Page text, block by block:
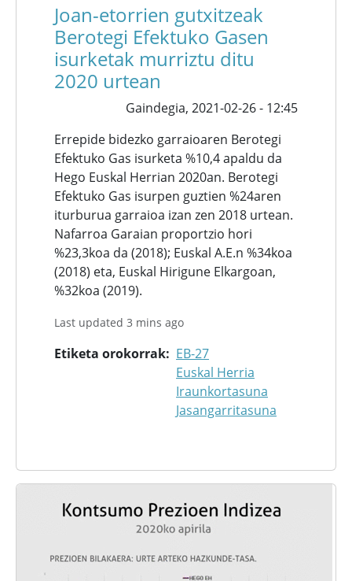
Joan-etorrien gutxitzeak
Berotegi Efektuko Gasen
isurketak murriztu ditu
2020 urtean
Gaindegia, 2021-02-26 - 12:45
Errepide bidezko garraioaren Berotegi
Efektuko Gas isurketa %10,4 apaldu da
Hego Euskal Herrian 2020an. Berotegi
Efektuko Gas isurpen guztien %24aren
iturburua garraioa izan zen 2018 urtean.
Nafarroa Garaian proportzio hori
%23,3koa da (2018); Euskal A.E.n %34koa
(2018) eta, Euskal Hirigune Elkargoan,
%32koa (2019).
Last updated 3 mins ago
Etiketa orokorrak
EB-27
Euskal Herria
Iraunkortasuna
Jasangarritasuna